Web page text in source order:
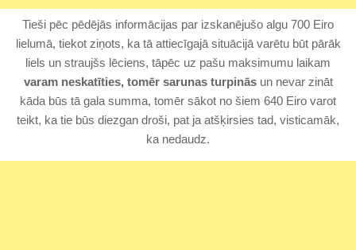
Tieši pēc pēdējās informācijas par izskanējušo algu 700 Eiro
lielumā, tiekot ziņots, ka tā attiecīgajā situācijā varētu būt pārāk
liels un straujšs lēciens, tāpēc uz pašu maksimumu laikam
varam neskatīties, tomēr sarunas turpināsun nevar zināt
kāda būs tā gala summa, tomēr sākot no šiem 640 Eiro varot
teikt, ka tie būs diezgan droši, pat ja atšķirsies tad, visticamāk,
ka nedaudz.